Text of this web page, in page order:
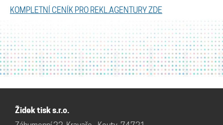
KOMPLETNÍ CENÍK PRO REKL.AGENTURY ZDE
Židek tisk s.r.o.